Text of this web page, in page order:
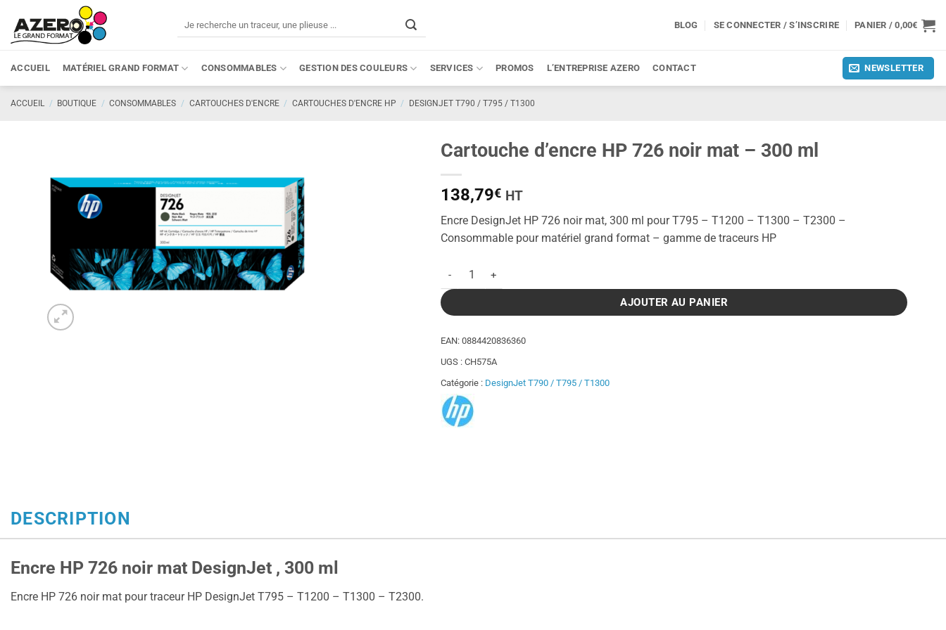
contenu
BLOG SE CONNECTER / S’INSCRIRE PANIER /0,00€
ACCUEIL MATÉRIEL GRAND FORMAT CONSOMMABLES GESTION DES COULEURS SERVICES PROMOS L’ENTREPRISE AZERO CONTACT NEWSLETTER
ACCUEIL / BOUTIQUE / CONSOMMABLES / CARTOUCHES D'ENCRE / CARTOUCHES D'ENCRE HP / DESIGNJET T790 / T795 / T1300
Cartouche d’encre HP 726 noir mat – 300 ml
138,79€ HT
Encre DesignJet HP 726 noir mat, 300 ml pour T795 – T1200 – T1300 – T2300 –
Consommable pour matériel grand format – gamme de traceurs HP
quantité de Cartouche d'encre HP 726 noir mat - 300 ml
AJOUTER AU PANIER
EAN:0884420836360
UGS :CH575A
Catégorie : DesignJet T790 / T795 / T1300
DESCRIPTION
Encre HP 726 noir mat DesignJet , 300 ml
Encre HP 726 noir mat pour traceur HP DesignJet T795 – T1200 – T1300 – T2300.